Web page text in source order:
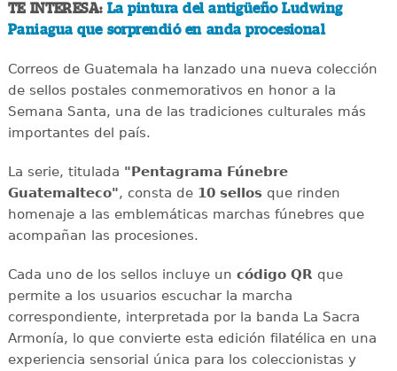
TE INTERESA: La pintura del antigüeño Ludwing
Paniagua que sorprendió en anda procesional
Correos de Guatemala ha lanzado una nueva colección
de sellos postales conmemorativos en honor a la
Semana Santa, una de las tradiciones culturales más
importantes del país.
La serie, titulada "Pentagrama Fúnebre
Guatemalteco", consta de 10 sellosque rinden
homenaje a las emblemáticas marchas fúnebres que
acompañan las procesiones.
Cada uno de los sellos incluye un código QR que
permite a los usuarios escuchar la marcha
correspondiente, interpretada por la banda La Sacra
Armonía, lo que convierte esta edición filatélica en una
experiencia sensorial única para los coleccionistas y